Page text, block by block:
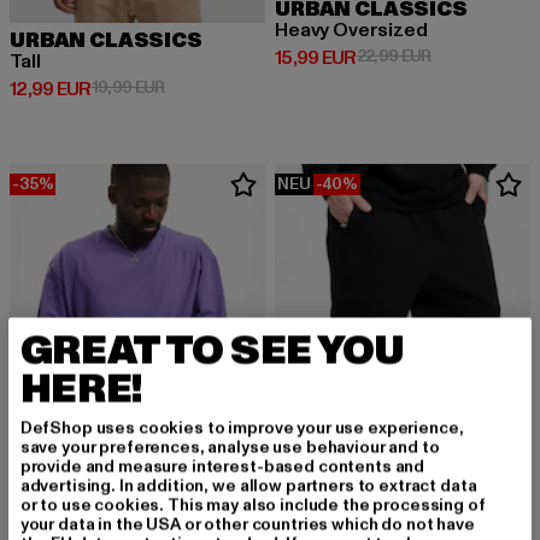
URBAN CLASSICS
Tall
12,99 EUR
Derzeitiger Preis: 12,99 EUR
19,99 EURAktionspreis: 19,99 EUR
URBAN CLASSICS
Heavy Oversized
15,99 EUR
Derzeitiger Preis: 15,99 EUR
22,99 EURAktionspreis:
-35%
URBAN CLASSICS
NEU -40%
GREAT TO SEE YOU
HERE!
DefShop uses cookies to improve your use experience,
save your preferences, analyse use behaviour and to
provide and measure interest-based contents and
advertising. In addition, we allow partners to extract data
or to use cookies. This may also include the processing of
your data in the USA or other countries which do not have